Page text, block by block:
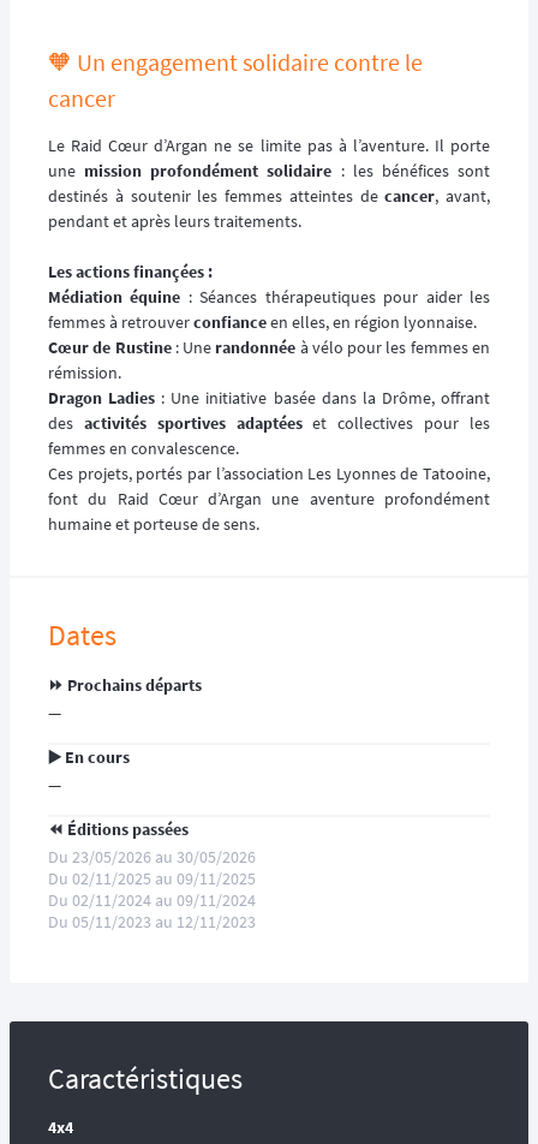
🧡 Un engagement solidaire contre le
cancer
Le Raid Cœur d’Argan ne se limite pas à l’aventure. Il porte
une mission profondément solidaire : les bénéfices sont
destinés à soutenir les femmes atteintes decancer, avant,
pendant et après leurs traitements.
Les actions finançées :
Médiation équine : Séances thérapeutiques pour aider les
femmes à retrouverconfianceen elles, en région lyonnaise.
Cœur de Rustine: Une randonnée à vélo pour les femmes en
rémission.
Dragon Ladies : Une initiative basée dans la Drôme, offrant
des activités sportives adaptéeset collectives pour les
femmes en convalescence.
Ces projets, portés par l’association Les Lyonnes de Tatooine,
font du Raid Cœur d’Argan une aventure profondément
humaine et porteuse de sens.
Dates
⏩️ Prochains départs
—
▶️ En cours
—
⏪️ Éditions passées
Du 23/05/2026 au 30/05/2026
Du 02/11/2025 au 09/11/2025
Du 02/11/2024 au 09/11/2024
Du 05/11/2023 au 12/11/2023
Caractéristiques
4x4